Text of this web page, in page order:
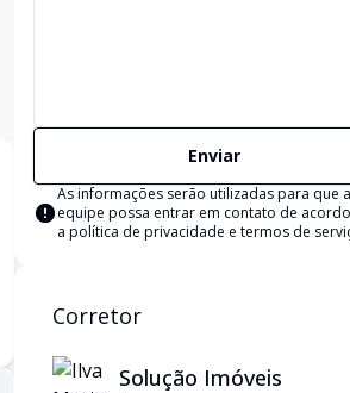
Enviar
As informações serão utilizadas para que
equipe possa entrar em contato de
a política de privacidade e termos de
Corretor
Solução Imóveis